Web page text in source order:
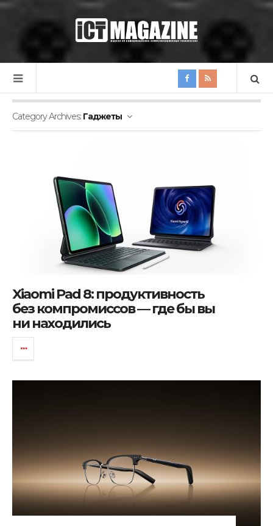
Category Archives: Гаджеты
Xiaomi Pad 8: продуктивность
без компромиссов — где бы вы
ни находились